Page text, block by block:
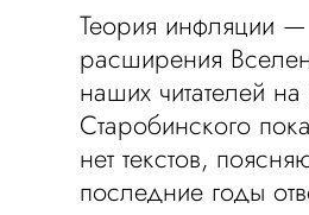
Теория инфляции
расширения
наших читателей
Старобинского
нет текстов,
последние годы